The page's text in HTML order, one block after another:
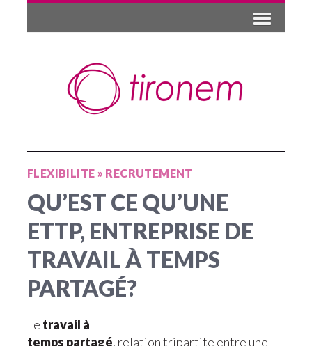
FLEXIBILITE » RECRUTEMENT
QU’EST CE QU’UNE
ETTP, ENTREPRISE DE
TRAVAIL À TEMPS
PARTAGÉ?
Le travail à
temps partagé, relation tripartite entre une